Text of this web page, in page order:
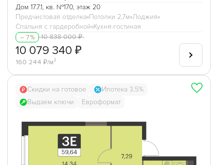
Дом 17.7.1, кв. №170, этаж 20
Предчистовая отделка Потолки 2,7м Лоджия
Спальня с гардеробной Кухня-гостиная
– 7%
10 838 000 ₽
10 079 340 ₽
160 244 ₽/м²
Скидки на готовое
Ипотека 3,5%
Выдаем ключи
Евроформат